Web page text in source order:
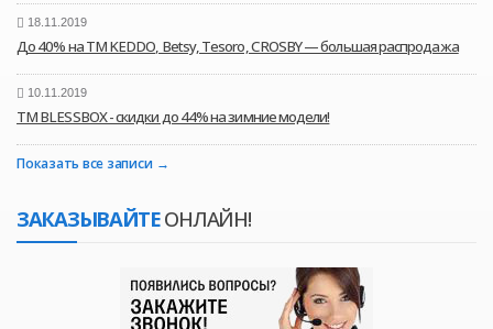
18.11.2019
До 40% на ТМ KEDDO, Betsy, Tesoro, CROSBY — большая распродажа
10.11.2019
ТМ BLESSBOX - скидки до 44% на зимние модели!
Показать все записи
ЗАКАЗЫВАЙТЕОНЛАЙН!